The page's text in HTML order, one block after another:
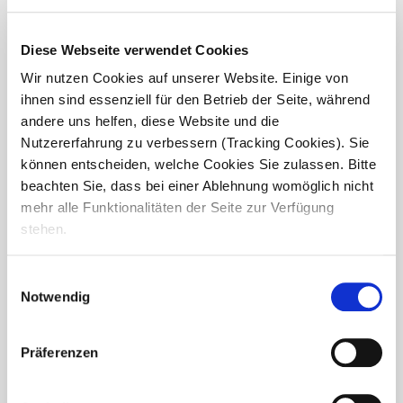
Diese Webseite verwendet Cookies
Wir nutzen Cookies auf unserer Website. Einige von
ihnen sind essenziell für den Betrieb der Seite, während
andere uns helfen, diese Website und die
Nutzererfahrung zu verbessern (Tracking Cookies). Sie
können entscheiden, welche Cookies Sie zulassen. Bitte
beachten Sie, dass bei einer Ablehnung womöglich nicht
mehr alle Funktionalitäten der Seite zur Verfügung
stehen.
Notwendig
Präferenzen
Minifestival im Haus Volkermann:
Urlaubsstimmung für Jung und Alt
Unter dem Motto „Urlaubswoche“ fand im Haus Volkermann